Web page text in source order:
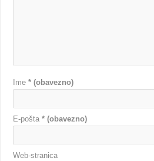
Ime* (obavezno)
E-pošta* (obavezno)
Web-stranica